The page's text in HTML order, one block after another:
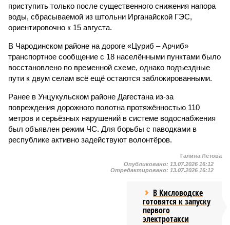
приступить только после существенного снижения напора
воды, сбрасываемой из штольни Ирганайской ГЭС,
ориентировочно к 15 августа.
В Чародинском районе на дороге «Цуриб – Арчиб»
транспортное сообщение с 18 населёнными пунктами было
восстановлено по временной схеме, однако подъездные
пути к двум селам всё ещё остаются заблокированными.
Ранее в Унцукульском районе Дагестана из-за
повреждения дорожного полотна протяжённостью 110
метров и серьёзных нарушений в системе водоснабжения
был объявлен режим ЧС. Для борьбы с паводками в
республике активно задействуют волонтёров.
Галина Летова
Опубликовано: 13.07.2026 16:12
Отредактировано: 13.07.2026 16:12
В Кисловодске
готовятся к запуску
первого
электротакси